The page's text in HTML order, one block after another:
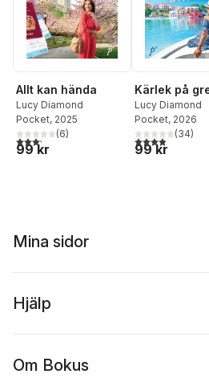
Allt kan hända
Lucy Diamond
Pocket, 2025
3,2utav 5 stjärnor. Totalt antal röster:
(6)
99 kr
Kärlek på
Lucy Diamond
Pocket, 2026
3,9utav 5(34)
99 kr
Mina sidor
Hjälp
Om Bokus